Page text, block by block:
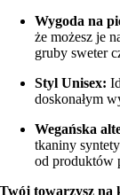
Wygoda na
że możesz je
gruby sweter
Styl Unisex:
doskonałym
Wegańska
tkaniny
od produktów
Twój towarzysz na